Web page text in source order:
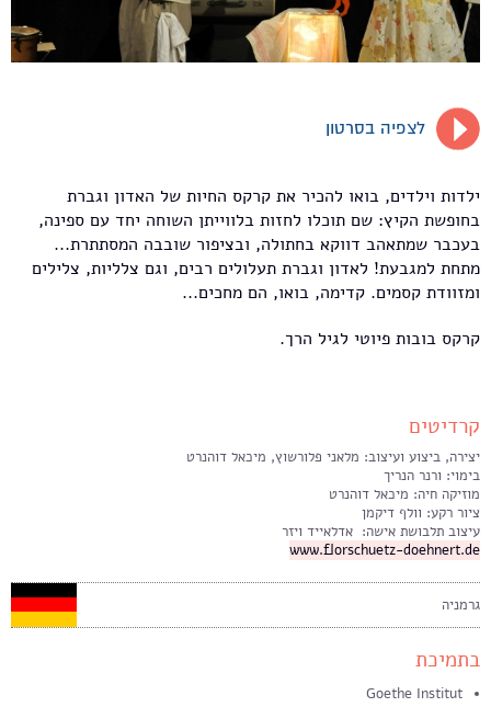
לצפיה בסרטון
ילדות וילדים, בואו להכיר את קרקס החיות של האדון וגברת
בחופשת הקיץ: שם תוכלו לחזות בלווייתן השוחה יחד עם ספינה,
בעכבר שמתאהב דווקא בחתולה, ובציפור שובבה המסתתרת...
מתחת למגבעת! לאדון וגברת תעלולים רבים, וגם צלליות, צלילים
ומזוודת קסמים. קדימה, בואו, הם מחכים...
קרקס בובות פיוטי לגיל הרך.
קרדיטים
יצירה, ביצוע ועיצוב: מלאני פלורשוץ, מיכאל דוהנרט
בימוי: ורנר הנריך
מוזיקה חיה: מיכאל דוהנרט
ציור רקע: וולף דיקמן
עיצוב תלבושת אישה: אדלאייד ויזר
www.florschuetz-doehnert.de
גרמניה
בתמיכת
Goethe Institut